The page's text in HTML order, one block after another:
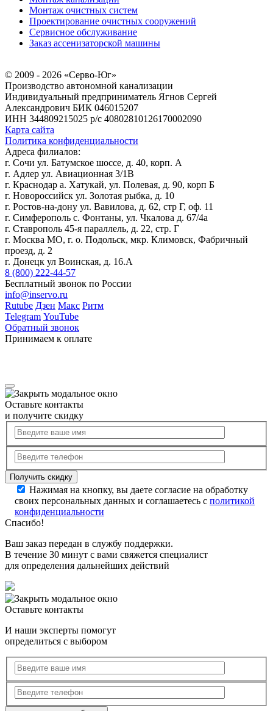
Монтаж очистных систем
Проектирование очистных сооружений
Сервисное обслуживание
Заказ ассенизаторской машины
© 2009 - 2026 «Серво-Юг»
Производство автономной канализации
Индивидуальный предприниматель Ягнов Сергей
Александрович БИК 046015207
ИНН 344809215025 р/с 40802810126170002090
Карта сайта
Политика конфиденциальности
Адреса филиалов:
г. Сочи ул. Батумское шоссе, д. 40, корп. А
г. Адлер ул. Авиационная 3/1В
г. Краснодар а. Хатукай, ул. Полевая, д. 90, корп Б
г. Новороссийск ул. Золотая рыбка, д. 10
г. Ростов-на-дону ул. Вавилова, д. 62, стр Г, оф. 11
г. Симферополь с. Фонтаны, ул. Чкалова д. 67/4а
г. Ставрополь 45-я параллель, д. 22, стр. Г
г. Москва МО, г. о. Подольск, мкр. Климовск, Фабричный
проезд, д. 2
г. Донецк ул Воинская, д. 16.А
8 (800) 222-44-57
Бесплатный звонок по России
info@inservo.ru
Rutube Дзен Макс Ритм
Telegram YouTube
Обратный звонок
Принимаем к оплате
Оставьте контакты
и получите скидку
Нажимая на кнопку, вы даете согласие на обработку
своих персональных данных и соглашаетесь с политикой
конфиденциальности
Спасибо!
Ваш заказ передан в службу поддержки.
В течение 30 минут с вами свяжется специалист
для определения дальнейших действий
Оставьте контакты
И наши эксперты помогут
определиться с выбором